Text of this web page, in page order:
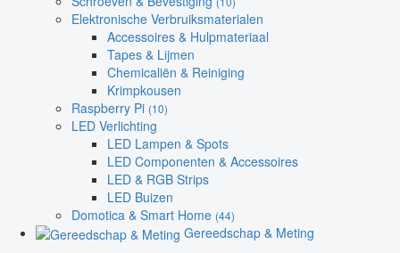
Elektronische Verbruiksmaterialen
Accessoires & Hulpmateriaal
Tapes & Lijmen
Chemicaliën & Reiniging
Krimpkousen
Raspberry Pi (10)
LED Verlichting
LED Lampen & Spots
LED Componenten & Accessoires
LED & RGB Strips
LED Buizen
Domotica & Smart Home (44)
Gereedschap & Meting